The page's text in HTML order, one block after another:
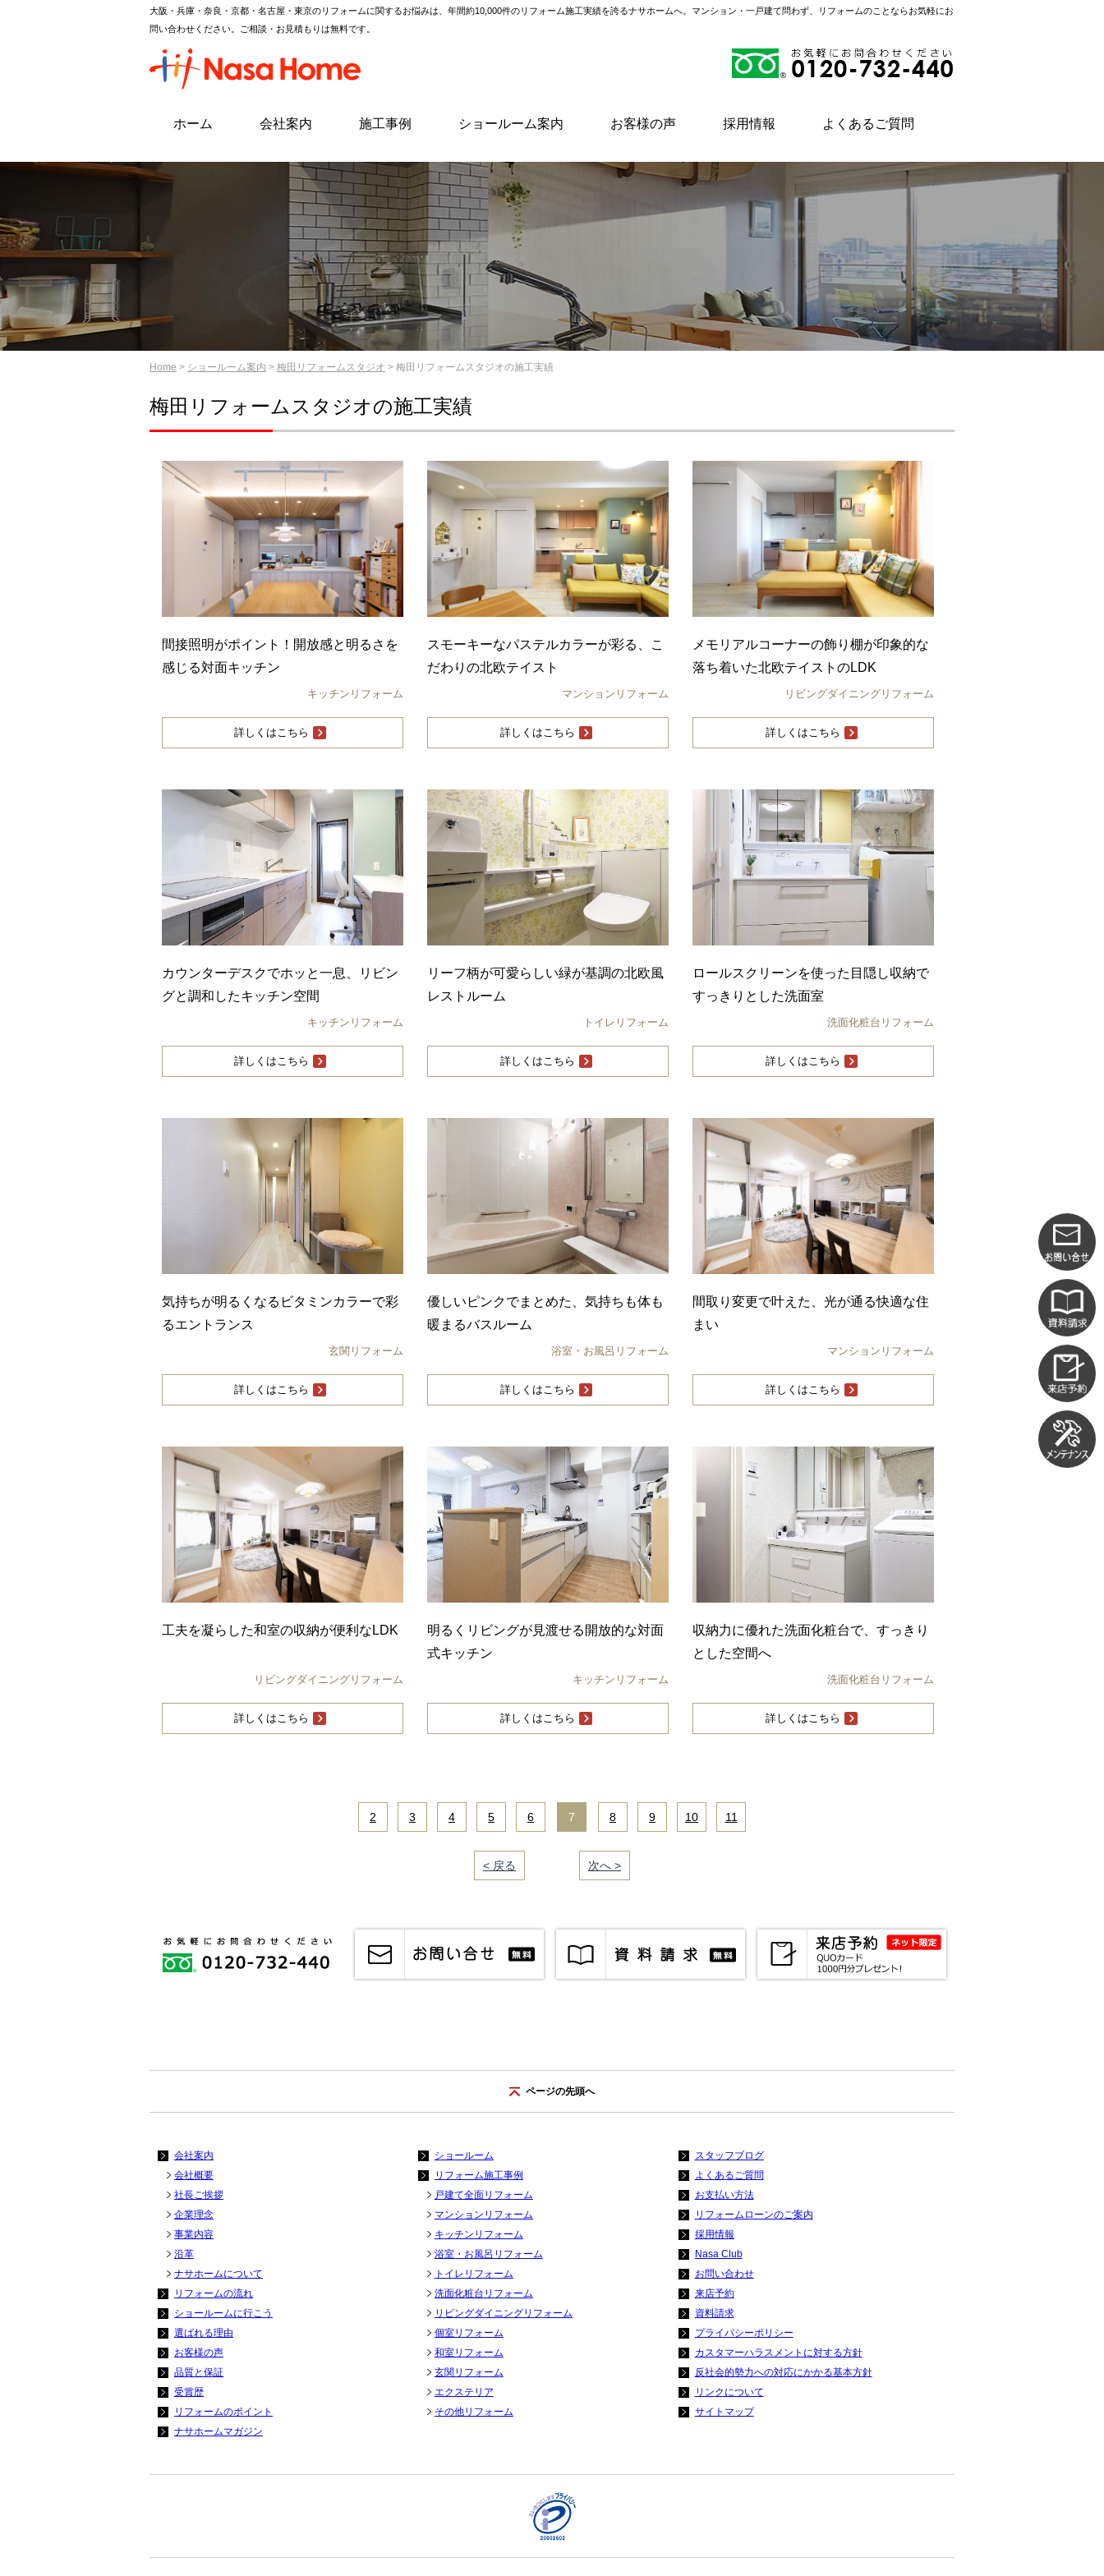
大阪・兵庫・奈良・京都・名古屋・東京のリフォームに関するお悩みは、年間約10,000件のリフォーム施工実績を誇るナサホームへ。マンション・一戸建て問わず、リフォームのことならお気軽にお
問い合わせください。ご相談・お見積もりは無料です。
ホーム 会社案内 施工事例 ショールーム案内 お客様の声 採用情報 よくあるご質問
Home > ショールーム案内 > 梅田リフォームスタジオ > 梅田リフォームスタジオの施工実績
梅田リフォームスタジオの施工実績
間接照明がポイント！開放感と明るさを
感じる対面キッチン
キッチンリフォーム
詳しくはこちら
スモーキーなパステルカラーが彩る、こ
だわりの北欧テイスト
マンションリフォーム
詳しくはこちら
メモリアルコーナーの飾り棚が印象的な
落ち着いた北欧テイストのLDK
リビングダイニングリフォーム
詳しくはこちら
カウンターデスクでホッと一息、リビン
グと調和したキッチン空間
キッチンリフォーム
詳しくはこちら
リーフ柄が可愛らしい緑が基調の北欧風
レストルーム
トイレリフォーム
詳しくはこちら
ロールスクリーンを使った目隠し収納で
すっきりとした洗面室
洗面化粧台リフォーム
詳しくはこちら
気持ちが明るくなるビタミンカラーで彩
るエントランス
玄関リフォーム
詳しくはこちら
優しいピンクでまとめた、気持ちも体も
暖まるバスルーム
浴室・お風呂リフォーム
詳しくはこちら
間取り変更で叶えた、光が通る快適な住
まい
マンションリフォーム
詳しくはこちら
工夫を凝らした和室の収納が便利なLDK
リビングダイニングリフォーム
詳しくはこちら
明るくリビングが見渡せる開放的な対面
式キッチン
キッチンリフォーム
詳しくはこちら
収納力に優れた洗面化粧台で、すっきり
とした空間へ
洗面化粧台リフォーム
詳しくはこちら
2 3 4 5 6 7 8 9 10 11
< 戻る 次へ >
ページの先頭へ
会社案内
会社概要
社長ご挨拶
企業理念
事業内容
沿革
ナサホームについて
リフォームの流れ
ショールームに行こう
選ばれる理由
お客様の声
品質と保証
受賞歴
リフォームのポイント
ナサホームマガジン
ショールーム
リフォーム施工事例
戸建て全面リフォーム
マンションリフォーム
キッチンリフォーム
浴室・お風呂リフォーム
トイレリフォーム
洗面化粧台リフォーム
リビングダイニングリフォーム
個室リフォーム
和室リフォーム
玄関リフォーム
エクステリア
その他リフォーム
スタッフブログ
よくあるご質問
お支払い方法
リフォームローンのご案内
採用情報
Nasa Club
お問い合わせ
来店予約
資料請求
プライバシーポリシー
カスタマーハラスメントに対する方針
反社会的勢力への対応にかかる基本方針
リンクについて
サイトマップ